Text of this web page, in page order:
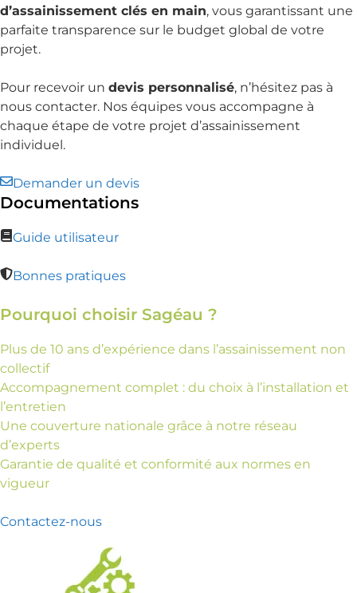
d’assainissement clés en main, vous garantissant une
parfaite transparence sur le budget global de votre
projet.
Pour recevoir un devis personnalisé, n’hésitez pas à
nous contacter. Nos équipes vous accompagne à
chaque étape de votre projet d’assainissement
individuel.
Demander un devis
Documentations
Guide utilisateur
Bonnes pratiques
Pourquoi choisir Sagéau ?
Plus de 10 ans d’expérience dans l’assainissement non
collectif
Accompagnement complet : du choix à l’installation et
l’entretien
Une couverture nationale grâce à notre réseau
d’experts
Garantie de qualité et conformité aux normes en
vigueur
Contactez-nous